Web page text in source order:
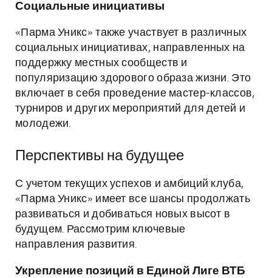
Социальные инициативы
«Парма Уникс» также участвует в различных
социальных инициативах, направленных на
поддержку местных сообществ и
популяризацию здорового образа жизни. Это
включает в себя проведение мастер-классов,
турниров и других мероприятий для детей и
молодежи.
Перспективы на будущее
С учетом текущих успехов и амбиций клуба,
«Парма Уникс» имеет все шансы продолжать
развиваться и добиваться новых высот в
будущем. Рассмотрим ключевые
направления развития.
Укрепление позиций в Единой Лиге ВТБ